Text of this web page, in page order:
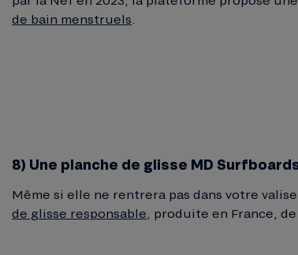
de bain menstruels
8) Une planche de glisse MD
Même si elle ne rentrera pas dans votre
de glisse responsable , produite en France,